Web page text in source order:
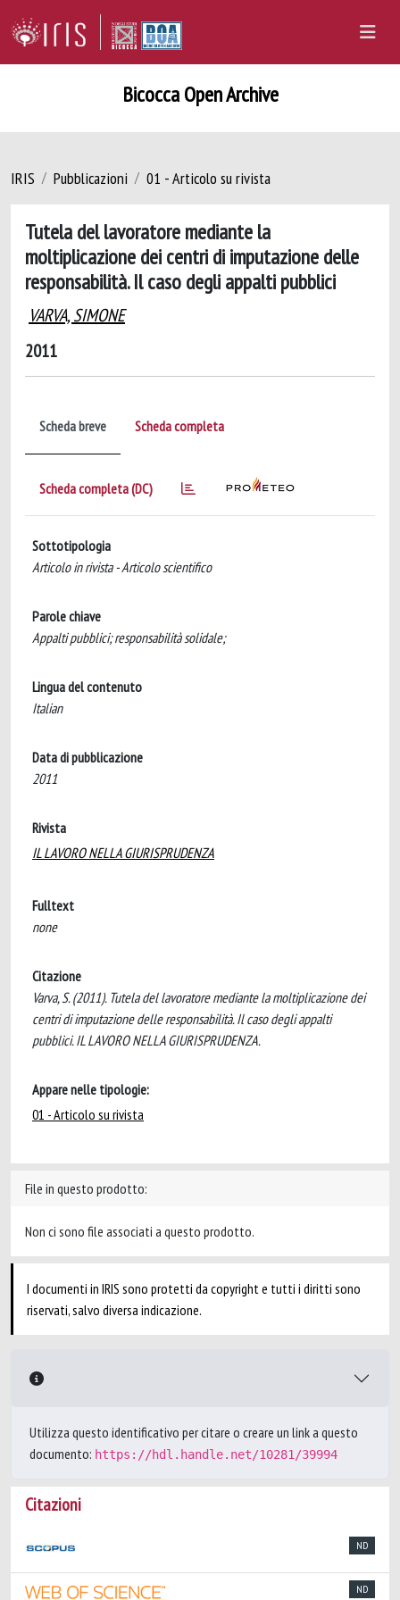
Bicocca Open Archive
IRIS Pubblicazioni 01 - Articolo su rivista
Tutela del lavoratore mediante la
moltiplicazione dei centri di imputazione delle
responsabilità. Il caso degli appalti pubblici
VARVA, SIMONE
2011
Scheda breve Scheda completa
Scheda completa (DC)
Sottotipologia
Articolo in rivista - Articolo scientifico
Parole chiave
Appalti pubblici; responsabilità solidale;
Lingua del contenuto
Italian
Data di pubblicazione
2011
Rivista
IL LAVORO NELLA GIURISPRUDENZA
Fulltext
none
Citazione
Varva, S. (2011). Tutela del lavoratore mediante la moltiplicazione dei
centri di imputazione delle responsabilità. Il caso degli appalti
pubblici. IL LAVORO NELLA GIURISPRUDENZA.
Appare nelle tipologie:
01 - Articolo su rivista
File in questo prodotto:
Non ci sono file associati a questo prodotto.
I documenti in IRIS sono protetti da copyright e tutti i diritti sono
riservati, salvo diversa indicazione.
Utilizza questo identificativo per citare o creare un link a questo
documento: https://hdl.handle.net/10281/39994
Citazioni
ND
ND